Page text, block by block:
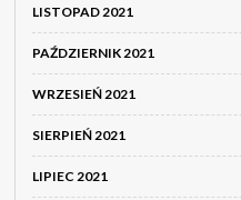
LISTOPAD 2021
PAŹDZIERNIK 2021
WRZESIEŃ 2021
SIERPIEŃ 2021
LIPIEC 2021